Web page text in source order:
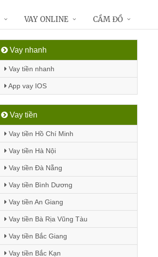
Vay nhanh
Vay tiền nhanh
App vay IOS
Vay tiền
Vay tiền Hồ Chí Minh
Vay tiền Hà Nội
Vay tiền Đà Nẵng
Vay tiền Bình Dương
Vay tiền An Giang
Vay tiền Bà Rịa Vũng Tàu
Vay tiền Bắc Giang
Vay tiền Bắc Kạn
VAY ONLINE CẦM ĐỒ